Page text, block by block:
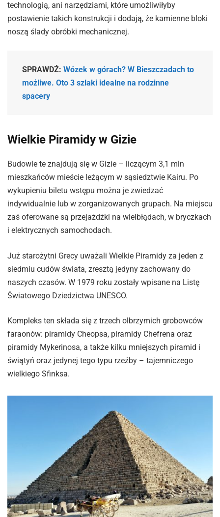
technologią, ani narzędziami, które umożliwiłyby
postawienie takich konstrukcji i dodają, że kamienne bloki
noszą ślady obróbki mechanicznej.
SPRAWDŹ: Wózek w górach? W Bieszczadach to
możliwe. Oto 3 szlaki idealne na rodzinne
spacery
Wielkie Piramidy w Gizie
Budowle te znajdują się w Gizie – liczącym 3,1 mln
mieszkańców mieście leżącym w sąsiedztwie Kairu. Po
wykupieniu biletu wstępu można je zwiedzać
indywidualnie lub w zorganizowanych grupach. Na miejscu
zaś oferowane są przejażdżki na wielbłądach, w bryczkach
i elektrycznych samochodach.
Już starożytni Grecy uważali Wielkie Piramidy za jeden z
siedmiu cudów świata, zresztą jedyny zachowany do
naszych czasów. W 1979 roku zostały wpisane na Listę
Światowego Dziedzictwa UNESCO.
Kompleks ten składa się z trzech olbrzymich grobowców
faraonów: piramidy Cheopsa, piramidy Chefrena oraz
piramidy Mykerinosa, a także kilku mniejszych piramid i
świątyń oraz jedynej tego typu rzeźby – tajemniczego
wielkiego Sfinksa.